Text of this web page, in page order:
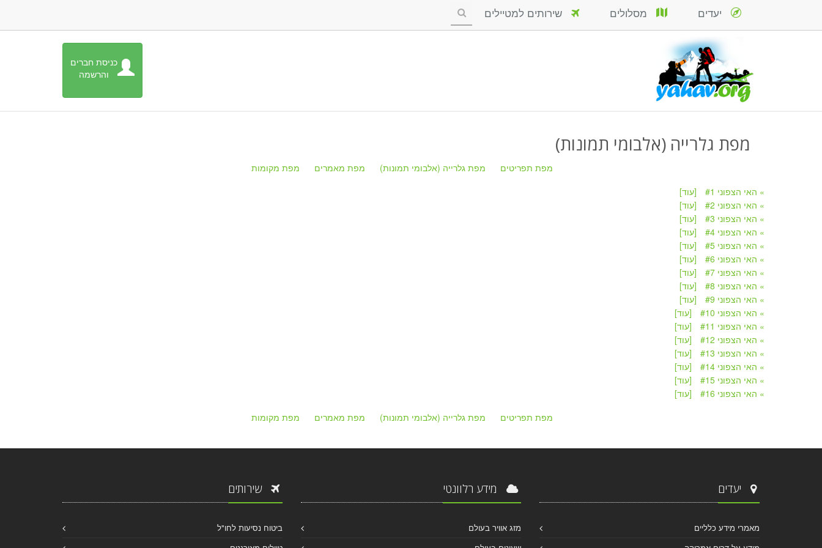
כניסת חברים
והרשמה
יעדים מסלולים שירותים למטיילים
מפת גלרייה (אלבומי תמונות)
מפת תפריטים מפת גלרייה (אלבומי תמונות) מפת מאמרים
מפת מקומות
» האי הצפוני #1
[עוד]
» האי הצפוני #2
[עוד]
» האי הצפוני #3
[עוד]
» האי הצפוני #4
[עוד]
» האי הצפוני #5
[עוד]
» האי הצפוני #6
[עוד]
» האי הצפוני #7
[עוד]
» האי הצפוני #8
[עוד]
» האי הצפוני #9
[עוד]
» האי הצפוני #10
[עוד]
» האי הצפוני #11
[עוד]
» האי הצפוני #12
[עוד]
» האי הצפוני #13
[עוד]
» האי הצפוני #14
[עוד]
» האי הצפוני #15
[עוד]
» האי הצפוני #16
[עוד]
מפת תפריטים
מפת גלרייה (אלבומי תמונות) מפת מאמרים מפת מקומות
יעדים
מאמרי מידע כלליים
מידע רלוונטי
מזג אוויר בעולם
שירותים
ביטוח נסיעות לחו"ל